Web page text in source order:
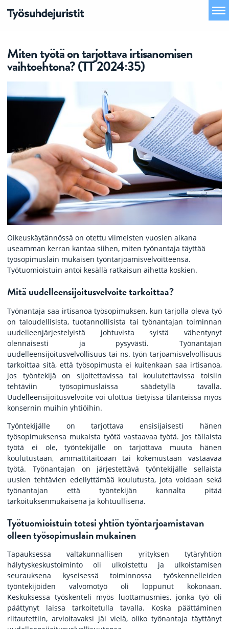
Miten työtä on tarjottava irtisanomisen
vaihtoehtona? (TT 2024:35)
Oikeuskäytännössä on otettu viimeisten vuosien aikana
useamman kerran kantaa siihen, miten työnantaja täyttää
työsopimuslain mukaisen työntarjoamisvelvoitteensa.
Työtuomioistuin antoi kesällä ratkaisun aihetta koskien.
Mitä uudelleensijoitusvelvoite tarkoittaa?
Työnantaja saa irtisanoa työsopimuksen, kun tarjolla oleva työ
on taloudellisista, tuotannollisista tai työnantajan toiminnan
uudelleenjärjestelyistä johtuvista syistä vähentynyt
olennaisesti ja pysyvästi. Työnantajan
uudelleensijoitusvelvollisuus tai ns. työn tarjoamisvelvollisuus
tarkoittaa sitä, että työsopimusta ei kuitenkaan saa irtisanoa,
jos työntekijä on sijoitettavissa tai koulutettavissa toisiin
tehtäviin työsopimuslaissa säädetyllä tavalla.
Uudelleensijoitusvelvoite voi ulottua tietyissä tilanteissa myös
konsernin muihin yhtiöihin.
Työntekijälle on tarjottava ensisijaisesti hänen
työsopimuksensa mukaista työtä vastaavaa työtä. Jos tällaista
työtä ei ole, työntekijälle on tarjottava muuta hänen
koulutustaan, ammattitaitoaan tai kokemustaan vastaavaa
työtä. Työnantajan on järjestettävä työntekijälle sellaista
uusien tehtävien edellyttämää koulutusta, jota voidaan sekä
työnantajan että työntekijän kannalta pitää
tarkoituksenmukaisena ja kohtuullisena.
Työtuomioistuin totesi yhtiön työntarjoamistavan
olleen työsopimuslain mukainen
Tapauksessa valtakunnallisen yrityksen tytäryhtiön
hälytyskeskustoiminto oli ulkoistettu ja ulkoistamisen
seurauksena kyseisessä toiminnossa työskennelleiden
työntekijöiden valvomotyö oli loppunut kokonaan.
Keskuksessa työskenteli myös luottamusmies, jonka työ oli
päättynyt laissa tarkoitetulla tavalla. Koska päättäminen
riitautettiin, arvioitavaksi jäi vielä, oliko työnantaja täyttänyt